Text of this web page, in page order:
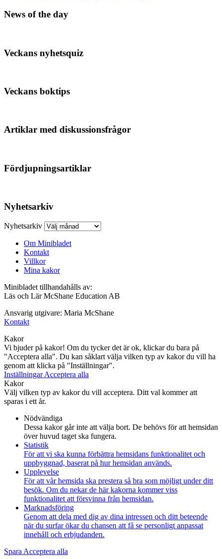
News of the day
Veckans nyhetsquiz
Veckans boktips
Artiklar med diskussionsfrågor
Fördjupningsartiklar
Nyhetsarkiv
Nyhetsarkiv
Om Minibladet
Kontakt
Villkor
Mina kakor
Minibladet tillhandahålls av:
Läs och Lär McShane Education AB
Ansvarig utgivare: Maria McShane
Kontakt
Kakor
Vi bjuder på kakor! Om du tycker det är ok, klickar du bara på
"Acceptera alla". Du kan såklart välja vilken typ av kakor du vill ha
genom att klicka på "Inställningar".
InställningarAcceptera alla
Kakor
Välj vilken typ av kakor du vill acceptera. Ditt val kommer att
sparas i ett år.
Nödvändiga
Dessa kakor går inte att välja bort. De behövs för att hemsidan
över huvud taget ska fungera.
Statistik
För att vi ska kunna förbättra hemsidans funktionalitet och
uppbyggnad, baserat på hur hemsidan används.
Upplevelse
För att vår hemsida ska prestera så bra som möjligt under ditt
besök. Om du nekar de här kakorna kommer viss
funktionalitet att försvinna från hemsidan.
Marknadsföring
Genom att dela med dig av dina intressen och ditt beteende
när du surfar ökar du chansen att få se personligt anpassat
innehåll och erbjudanden.
Spara Acceptera alla